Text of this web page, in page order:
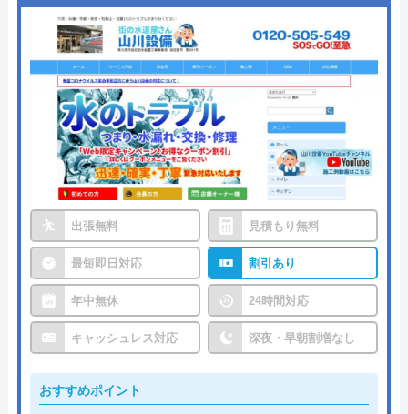
出張無料 見積もり無料
最短即日対応 割引あり
年中無休 24時間対応
キャッシュレス対応 深夜・早朝割増なし
おすすめポイント